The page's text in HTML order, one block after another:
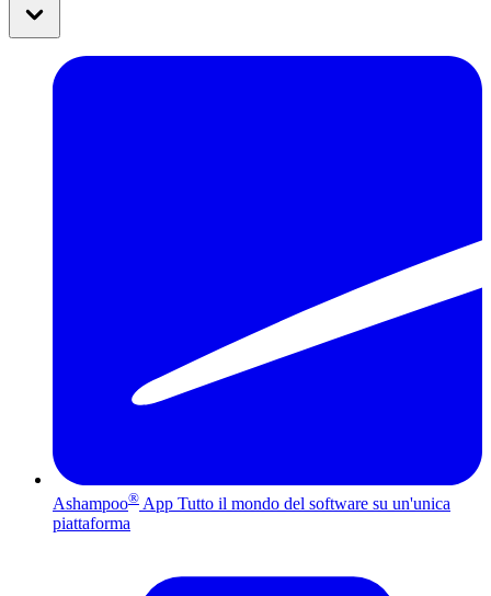
Ashampoo® App Tutto il mondo del software su un'unica
piattaforma